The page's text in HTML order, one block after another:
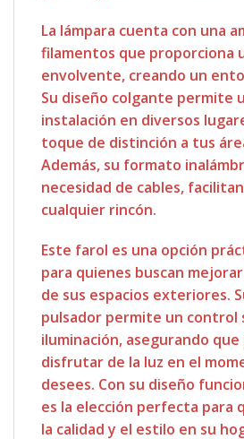
La lámpara cuenta con una
filamentos que proporciona
envolvente, creando un
Su diseño colgante permite
instalación en diversos
toque de distinción a tus
Además, su formato
necesidad de cables,
cualquier rincón.
Este farol es una opción
para quienes buscan
de sus espacios exteriores.
pulsador permite un control
iluminación, asegurando que
disfrutar de la luz en el
desees. Con su diseño
es la elección perfecta para
la calidad y el estilo en su